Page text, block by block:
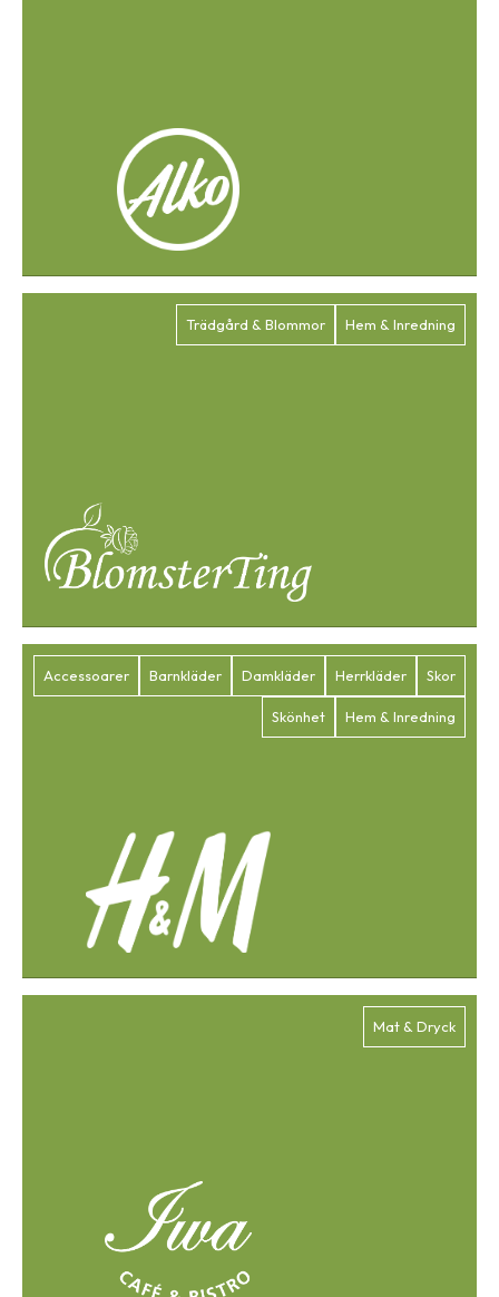
Trädgård & Blommor Hem & Inredning
Accessoarer Barnkläder Damkläder Herrkläder Skor
Skönhet Hem & Inredning
Mat & Dryck